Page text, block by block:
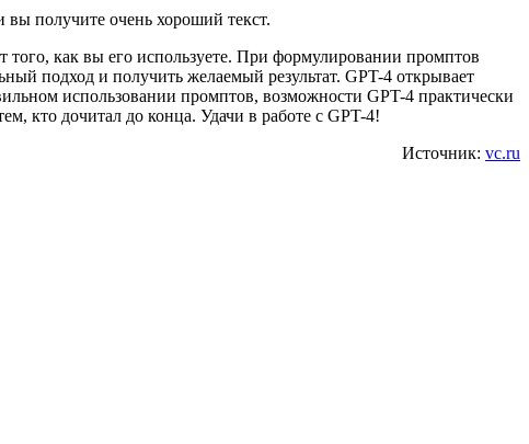
вы получите очень хороший текст.
как вы его используете. При формулировании промптов
подход и получить желаемый результат. GPT-4 открывает
использовании промптов, возможности GPT-4 практически
кто дочитал до конца. Удачи в работе с GPT-4!
Источник: vc.ru